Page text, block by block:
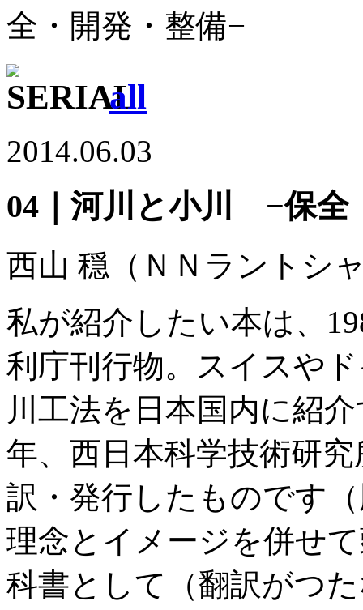
全・開発・整備−
/all
2014.06.03
04｜河川と小川 −保全
西山 穏 （ＮＮラントシ
私が紹介したい本は、
利庁刊行物。スイスや
川工法を日本国内に紹
年、西日本科学技術研
訳・発行したものです
理念とイメージを併せ
科書として（翻訳がつ